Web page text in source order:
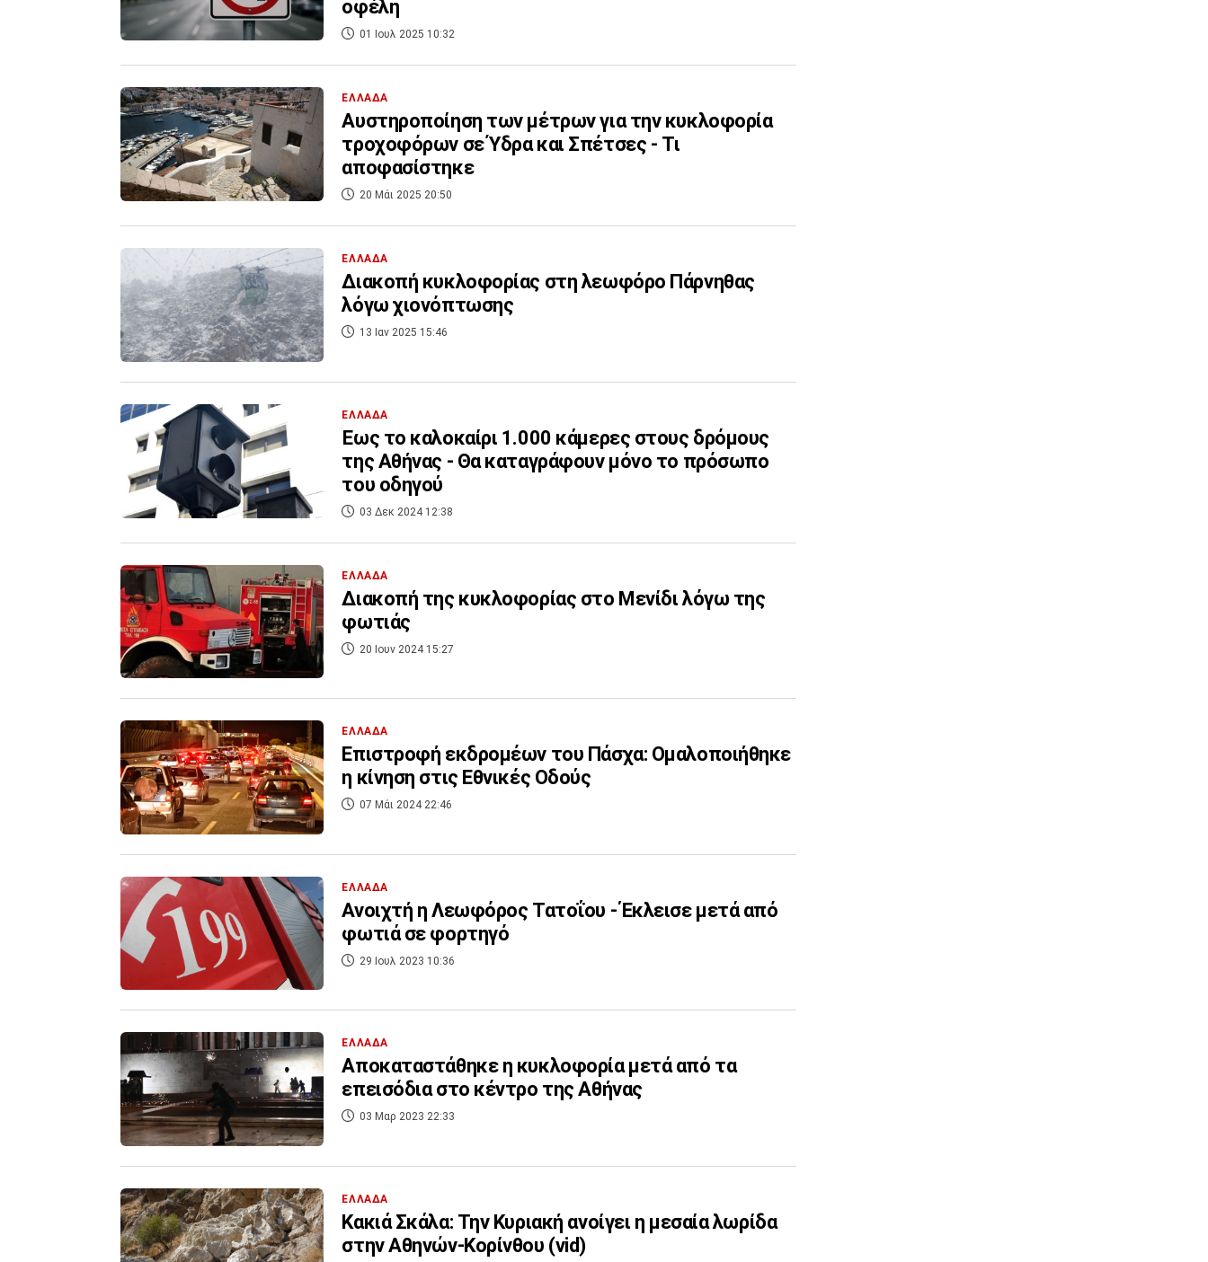
οφέλη
01 Ιουλ 2025 10:32
ΕΛΛΑΔΑ
Αυστηροποίηση των μέτρων για την κυκλοφορία
τροχοφόρων σε Ύδρα και Σπέτσες - Tι
αποφασίστηκε
20 Μάι 2025 20:50
ΕΛΛΑΔΑ
Διακοπή κυκλοφορίας στη λεωφόρο Πάρνηθας
λόγω χιονόπτωσης
13 Ιαν 2025 15:46
ΕΛΛΑΔΑ
Έως το καλοκαίρι 1.000 κάμερες στους δρόμους
της Αθήνας - Θα καταγράφουν μόνο το πρόσωπο
του οδηγού
03 Δεκ 2024 12:38
ΕΛΛΑΔΑ
Διακοπή της κυκλοφορίας στο Μενίδι λόγω της
φωτιάς
20 Ιουν 2024 15:27
ΕΛΛΑΔΑ
Επιστροφή εκδρομέων του Πάσχα: Ομαλοποιήθηκε
η κίνηση στις Εθνικές Οδούς
07 Μάι 2024 22:46
ΕΛΛΑΔΑ
Ανοιχτή η Λεωφόρος Τατοΐου - Έκλεισε μετά από
φωτιά σε φορτηγό
29 Ιουλ 2023 10:36
ΕΛΛΑΔΑ
Αποκαταστάθηκε η κυκλοφορία μετά από τα
επεισόδια στο κέντρο της Αθήνας
03 Μαρ 2023 22:33
ΕΛΛΑΔΑ
Κακιά Σκάλα: Την Κυριακή ανοίγει η μεσαία λωρίδα
στην Αθηνών-Κορίνθου (vid)